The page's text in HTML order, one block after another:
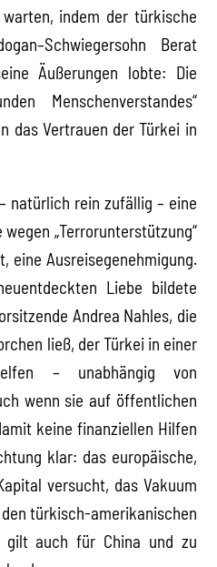
indem der türkische
Berat
Äußerungen lobte: Die
Menschenverstandes“
das Vertrauen der Türkei in
natürlich rein zufällig – eine
„Terrorunterstützung“
eine Ausreisegenehmigung.
Liebe bildete
Andrea Nahles, die
ließ, der Türkei in einer
– unabhängig von
wenn sie auf öffentlichen
keine finanziellen Hilfen
klar: das europäische,
versucht, das Vakuum
türkisch-amerikanischen
auch für China und zu